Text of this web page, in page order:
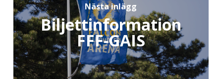
Nästa inlägg
Biljettinformation
FFF-GAIS